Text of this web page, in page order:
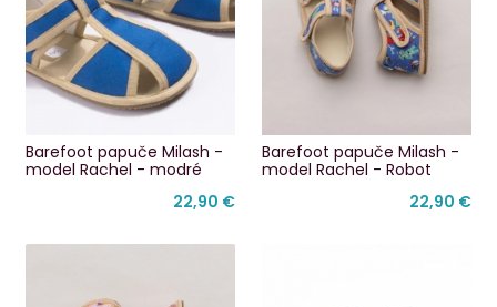
Barefoot papuče Milash -
model Rachel - modré
22,90 €
Barefoot papuče Milash -
model Rachel - Robot
22,90 €